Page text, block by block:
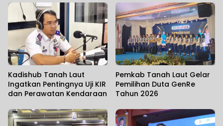
Infrastruktur Kelistrikan
Kadishub Tanah Laut
Ingatkan Pentingnya Uji KIR
dan Perawatan Kendaraan
Pemkab Tanah Laut Gelar
Pemilihan Duta GenRe
Tahun 2026